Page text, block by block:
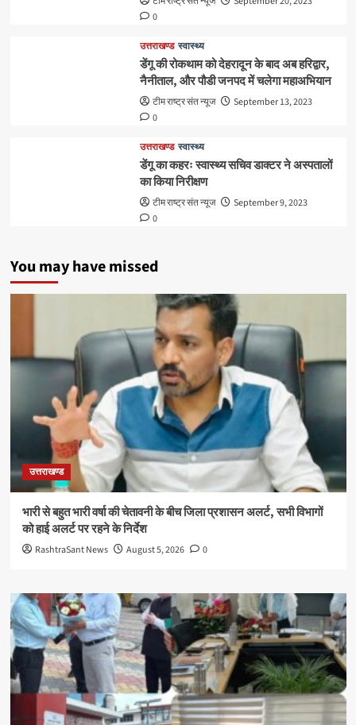
0
उत्तराखण्ड स्वास्थ्य
डेंगू की रोकथाम को देहरादून के बाद अब हरिद्वार,
नैनीताल, और पौडी जनपद में चलेगा महाअभियान
टीम राष्ट्र संत न्यूज
September 13, 2023
0
उत्तराखण्ड स्वास्थ्य
डेंगू का कहरः स्वास्थ्य सचिव डाक्टर ने अस्पतालों
का किया निरीक्षण
टीम राष्ट्र संत न्यूज
September 9, 2023
0
You may have missed
उत्तराखण्ड
भारी से बहुत भारी वर्षा की चेतावनी के बीच जिला प्रशासन अलर्ट, सभी विभागों
को हाई अलर्ट पर रहने के निर्देश
RashtraSant News August 5, 2026 0